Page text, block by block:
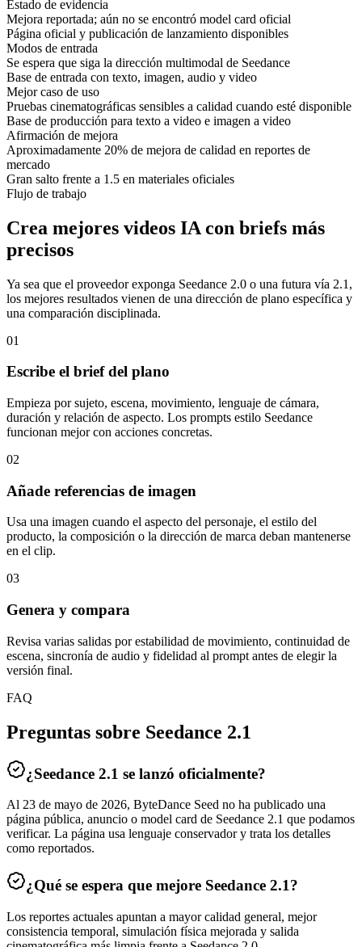
Estado de evidencia
Mejora reportada; aún no se encontró model card oficial
Página oficial y publicación de lanzamiento disponibles
Modos de entrada
Se espera que siga la dirección multimodal de Seedance
Base de entrada con texto, imagen, audio y video
Mejor caso de uso
Pruebas cinematográficas sensibles a calidad cuando esté disponible
Base de producción para texto a video e imagen a video
Afirmación de mejora
Aproximadamente 20% de mejora de calidad en reportes de
mercado
Gran salto frente a 1.5 en materiales oficiales
Flujo de trabajo
Crea mejores videos IA con briefs más
precisos
Ya sea que el proveedor exponga Seedance 2.0 o una futura vía 2.1,
los mejores resultados vienen de una dirección de plano específica y
una comparación disciplinada.
01
Escribe el brief del plano
Empieza por sujeto, escena, movimiento, lenguaje de cámara,
duración y relación de aspecto. Los prompts estilo Seedance
funcionan mejor con acciones concretas.
02
Añade referencias de imagen
Usa una imagen cuando el aspecto del personaje, el estilo del
producto, la composición o la dirección de marca deban mantenerse
en el clip.
03
Genera y compara
Revisa varias salidas por estabilidad de movimiento, continuidad de
escena, sincronía de audio y fidelidad al prompt antes de elegir la
versión final.
FAQ
Preguntas sobre Seedance 2.1
¿Seedance 2.1 se lanzó oficialmente?
Al 23 de mayo de 2026, ByteDance Seed no ha publicado una
página pública, anuncio o model card de Seedance 2.1 que podamos
verificar. La página usa lenguaje conservador y trata los detalles
como reportados.
¿Qué se espera que mejore Seedance 2.1?
Los reportes actuales apuntan a mayor calidad general, mejor
consistencia temporal, simulación física mejorada y salida